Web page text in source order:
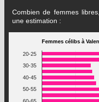
Combien de femmes
une estimation :
Femmes célibs à
20-25
30-35
40-45
50-55